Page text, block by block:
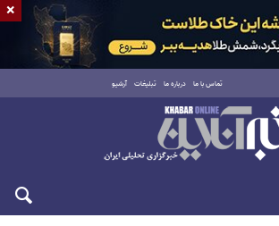
تماس با ما درباره ما تبلیغات آرشیو
جمعه ۱۶ مرداد ۱۴۰۵
×